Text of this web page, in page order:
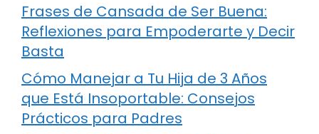
Frases de Cansada de Ser Buena:
Reflexiones para Empoderarte y Decir
Basta
Cómo Manejar a Tu Hija de 3 Años
que Está Insoportable: Consejos
Prácticos para Padres